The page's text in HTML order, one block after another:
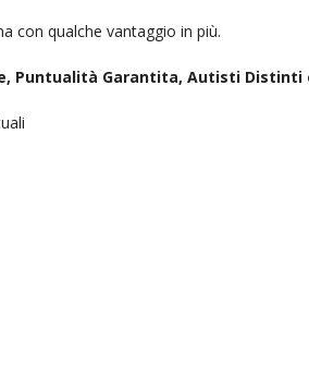
con qualche vantaggio in più.
Puntualità Garantita, Autisti Distinti